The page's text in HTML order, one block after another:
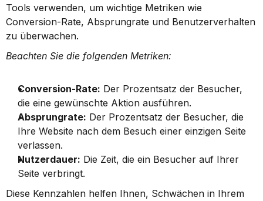
Tools verwenden, um wichtige Metriken wie
Conversion-Rate, Absprungrate und Benutzerverhalten
zu überwachen.
Beachten Sie die folgenden Metriken:
Conversion-Rate: Der Prozentsatz der Besucher,
die eine gewünschte Aktion ausführen.
Absprungrate: Der Prozentsatz der Besucher, die
Ihre Website nach dem Besuch einer einzigen Seite
verlassen.
Nutzerdauer: Die Zeit, die ein Besucher auf Ihrer
Seite verbringt.
Diese Kennzahlen helfen Ihnen, Schwächen in Ihrem